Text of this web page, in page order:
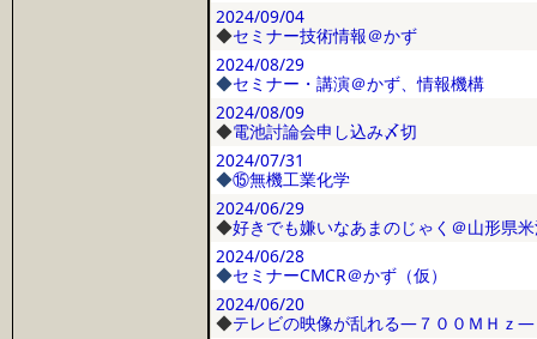
2024/09/04
◆セミナー技術情報＠かず
2024/08/29
◆セミナー・講演＠かず、情報機構
2024/08/09
◆電池討論会申し込み〆切
2024/07/31
◆⑮無機工業化学
2024/06/29
◆好きでも嫌いなあまのじゃく＠山形県
2024/06/28
◆セミナーCMCR＠かず（仮）
2024/06/20
◆テレビの映像が乱れる―７００ＭＨｚ―